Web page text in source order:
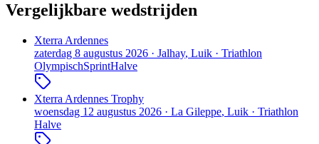
Vergelijkbare wedstrijden
Xterra Ardennes
zaterdag 8 augustus 2026 · Jalhay, Luik · Triathlon
OlympischSprintHalve
Xterra Ardennes Trophy
woensdag 12 augustus 2026 · La Gileppe, Luik · Triathlon
Halve